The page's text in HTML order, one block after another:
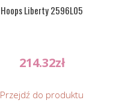
Hoops Liberty 2596L05
214.32zł
Przejdź do produktu